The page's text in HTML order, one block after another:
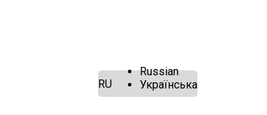
RU
Russian
Українська